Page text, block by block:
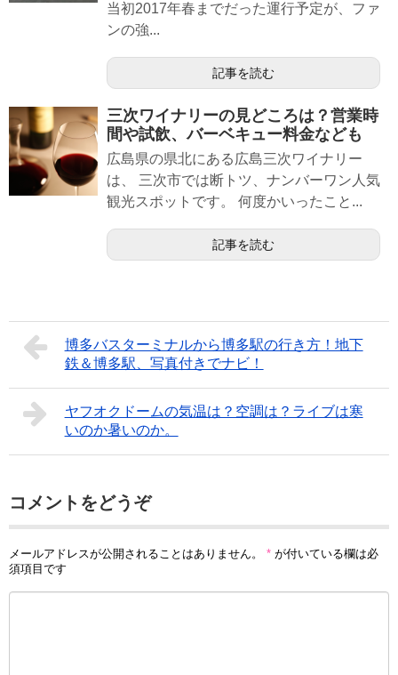
当初2017年春までだった運行予定が、ファ
ンの強...
記事を読む
三次ワイナリーの見どころは？営業時
間や試飲、バーベキュー料金なども
広島県の県北にある広島三次ワイナリー
は、 三次市では断トツ、ナンバーワン人気
観光スポットです。 何度かいったこと...
記事を読む
博多バスターミナルから博多駅の行き方！地下
鉄＆博多駅、写真付きでナビ！
ヤフオクドームの気温は？空調は？ライブは寒
いのか暑いのか。
コメントをどうぞ
メールアドレスが公開されることはありません。 * が付いている欄は必
須項目です